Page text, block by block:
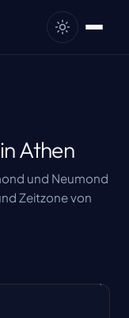
Athen
und Neumond
Zeitzone von